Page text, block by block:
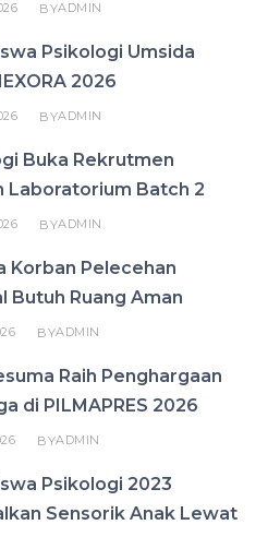
BYADMIN
Psikologi Umsida
2026
BYADMIN
Buka Rekrutmen
Laboratorium Batch 2
BYADMIN
Korban Pelecehan
Butuh Ruang Aman
BYADMIN
Raih Penghargaan
di PILMAPRES 2026
BYADMIN
Psikologi 2023
Sensorik Anak Lewat